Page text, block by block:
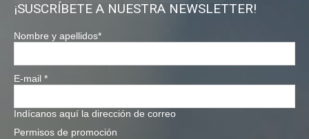
¡SUSCRÍBETE A NUESTRA NEWSLETTER!
Nombre y apellidos*
E-mail *
Indícanos aquí la dirección de correo
Permisos de promoción